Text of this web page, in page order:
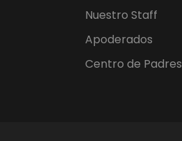
Nuestro Staff
Apoderados
Centro de Padres